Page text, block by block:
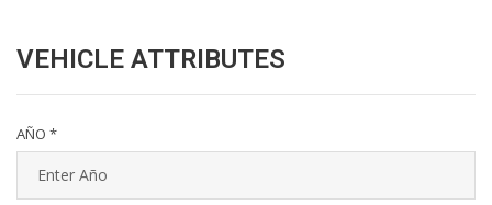
VEHICLE ATTRIBUTES
AÑO *